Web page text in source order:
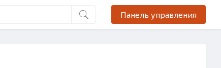
Панель управления